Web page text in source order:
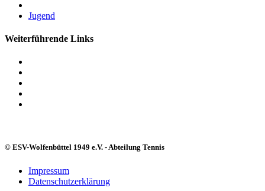
Jugend
Weiterführende Links
© ESV-Wolfenbüttel 1949 e.V. - Abteilung Tennis
Impressum
Datenschutzerklärung